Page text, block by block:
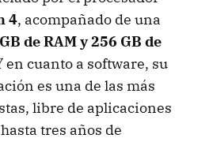
4, acompañado de una
de RAM y 256 GB de
en cuanto a software, su
es una de las más
libre de aplicaciones
tres años de